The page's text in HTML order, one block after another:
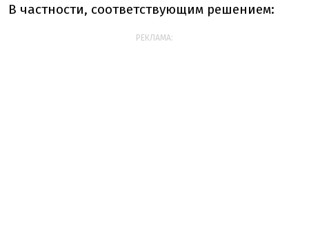
В частности, соответствующим решением:
РЕКЛАМА: